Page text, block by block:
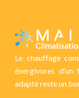
Le chauffage
énergivores
adapté reste un